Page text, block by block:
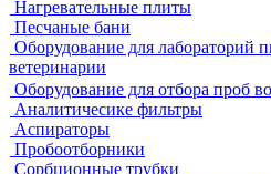
Сорбционные трубки
Тест-комплекты
Нагревательные устройства
Колбонагреватели